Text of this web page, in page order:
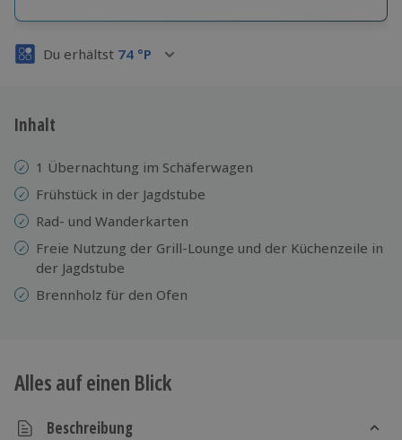
Volle Flexibilität
3 Jahre gültig & verlängerbar.
Du erhältst 74 °P
Inhalt
1 Übernachtung im Schäferwagen
Frühstück in der Jagdstube
Rad- und Wanderkarten
Freie Nutzung der Grill-Lounge und der Küchenzeile in
der Jagdstube
Brennholz für den Ofen
Alles auf einen Blick
Beschreibung